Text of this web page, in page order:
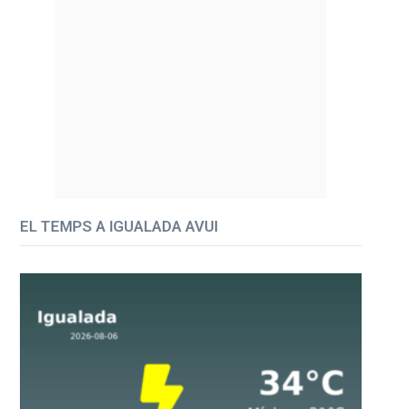
EL TEMPS A IGUALADA AVUI